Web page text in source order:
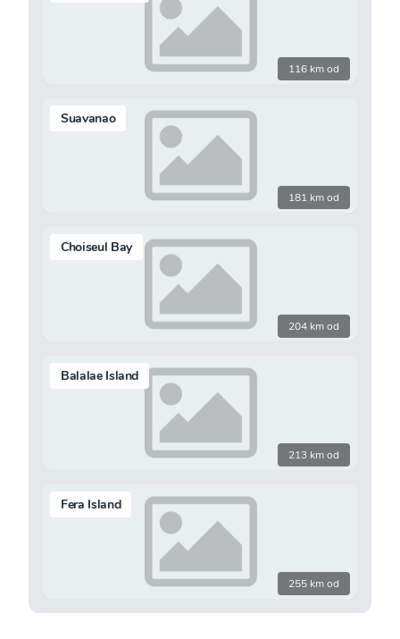
116 km od
Suavanao
181 km od
Choiseul Bay
204 km od
Balalae Island
213 km od
Fera Island
255 km od